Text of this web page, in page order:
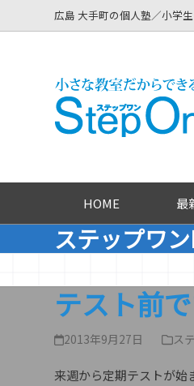
to
広島 大手町の個人塾／小学
HOME 最
ステップワ
テスト前で
2013年9月27日 ス
来週から定期テストが始